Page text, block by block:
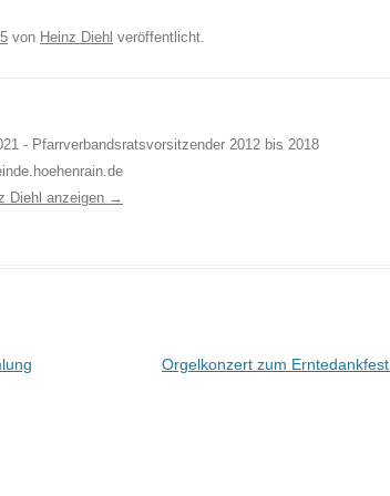
von Heinz Diehl veröffentlicht.
- Pfarrverbandsratsvorsitzender 2012 bis 2018
Diehl anzeigen →
Orgelkonzert zum Erntedankfest